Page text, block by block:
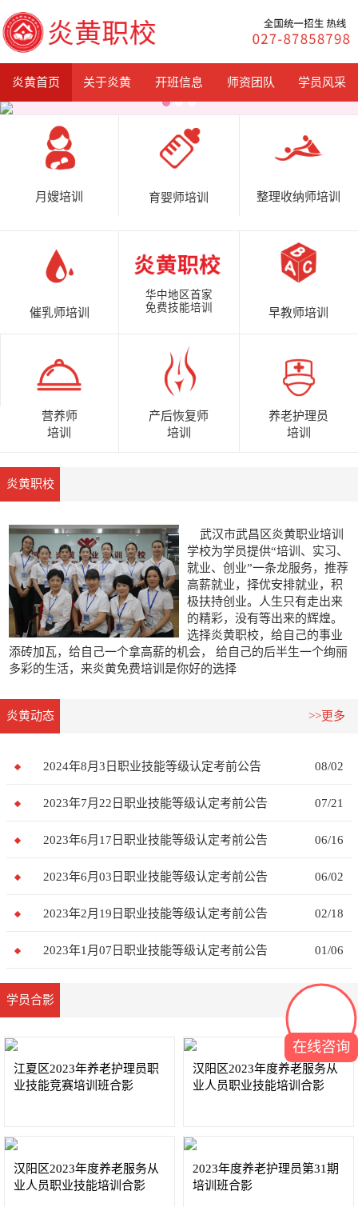
炎黄首页 关于炎黄 开班信息 师资团队 学员风采
月嫂培训 育婴师培训 整理收纳师培训
催乳师培训
华中地区首家
免费技能培训
早教师培训
营养师
培训
产后恢复师
培训
养老护理员
培训
炎黄职校
武汉市武昌区炎黄职业培训
学校为学员提供“培训、实习、
就业、创业”一条龙服务，推荐
高薪就业，择优安排就业，积
极扶持创业。人生只有走出来
的精彩，没有等出来的辉煌。
选择炎黄职校，给自己的事业
添砖加瓦，给自己一个拿高薪的机会， 给自己的后半生一个绚丽
多彩的生活，来炎黄免费培训是你好的选择
炎黄动态 >>更多
2024年8月3日职业技能等级认定考前公告 08/02
2023年7月22日职业技能等级认定考前公告 07/21
2023年6月17日职业技能等级认定考前公告 06/16
2023年6月03日职业技能等级认定考前公告 06/02
2023年2月19日职业技能等级认定考前公告 02/18
2023年1月07日职业技能等级认定考前公告 01/06
学员合影 >>更多
江夏区2023年养老护理员职
业技能竞赛培训班合影
汉阳区2023年度养老服务从
业人员职业技能培训合影
汉阳区2023年度养老服务从
业人员职业技能培训合影
2023年度养老护理员第31期
培训班合影
在线咨询